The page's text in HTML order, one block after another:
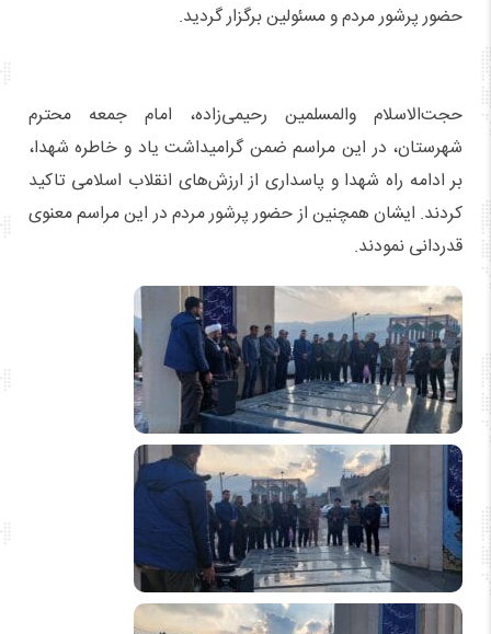
حضور پرشور مردم و مسئولین برگزار گردید.
حجت‌الاسلام والمسلمین رحیمی‌زاده، امام جمعه محترم
شهرستان، در این مراسم ضمن گرامیداشت یاد و خاطره شهدا،
بر ادامه راه شهدا و پاسداری از ارزش‌های انقلاب اسلامی تاکید
کردند. ایشان همچنین از حضور پرشور مردم در این مراسم معنوی
قدردانی نمودند.